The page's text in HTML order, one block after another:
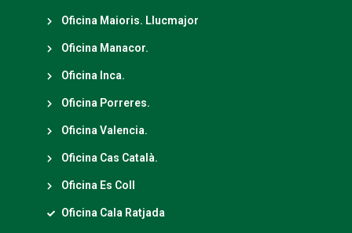
Oficina Maioris. Llucmajor
Oficina Manacor.
Oficina Inca.
Oficina Porreres.
Oficina Valencia.
Oficina Cas Català.
Oficina Es Coll
Oficina Cala Ratjada